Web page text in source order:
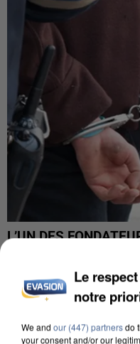
L’UN DES
MAFIA INTERPELLÉ
Le
notre
We and our (447) partnersdo
your consent and/or our